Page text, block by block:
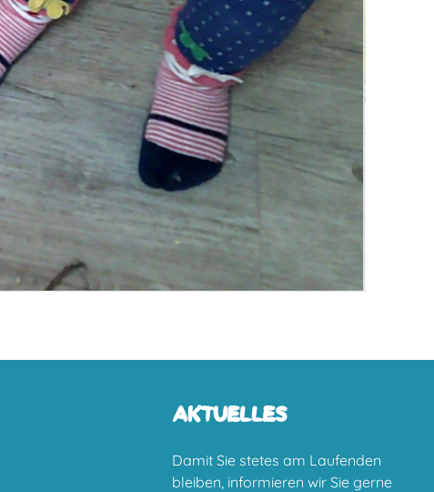
AKTUELLES
Damit Sie stetes am Laufenden
bleiben, informieren wir Sie gerne